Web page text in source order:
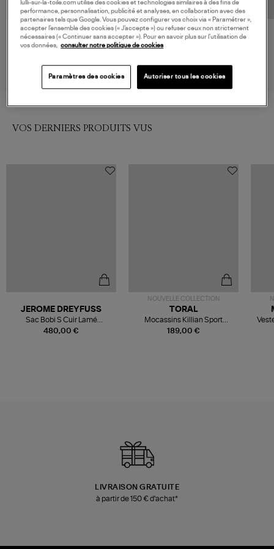
MAIÔ PARIS
Jupe Flora Noir
MAIÔ PARIS
Jupe India Noir
VOS DERNIERS PRODUITS VUS
480,00 €
JEROME DREYFUSS
Sac Bobi S Cuir Lamé
Champagne
NOUVELLE COLLECTION
189,00 €
TORAL
Mocassins Killian Sport
Mousse
LIVRAISON GRATUITE
à partir de 150 € d'achat*
lulli-sur-la-toile.com utilise des cookies et technologies similaires à des fins de
performance, personnalisation, publicité et analyses, en collaboration avec des
partenaires tels que Google. Vous pouvez configurer vos choix via « Paramétrer »,
accepter l’ensemble des cookies (« J’accepte ») ou refuser ceux non strictement
nécessaires (« Continuer sans accepter »). Pour en savoir plus sur l’utilisation de
vos données, consulter notre politique de cookies
Paramètres des cookies Autoriser tous les cookies